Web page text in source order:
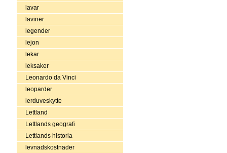
lavar
laviner
legender
lejon
lekar
leksaker
Leonardo da Vinci
leoparder
lerduveskytte
Lettland
Lettlands geografi
Lettlands historia
levnadskostnader